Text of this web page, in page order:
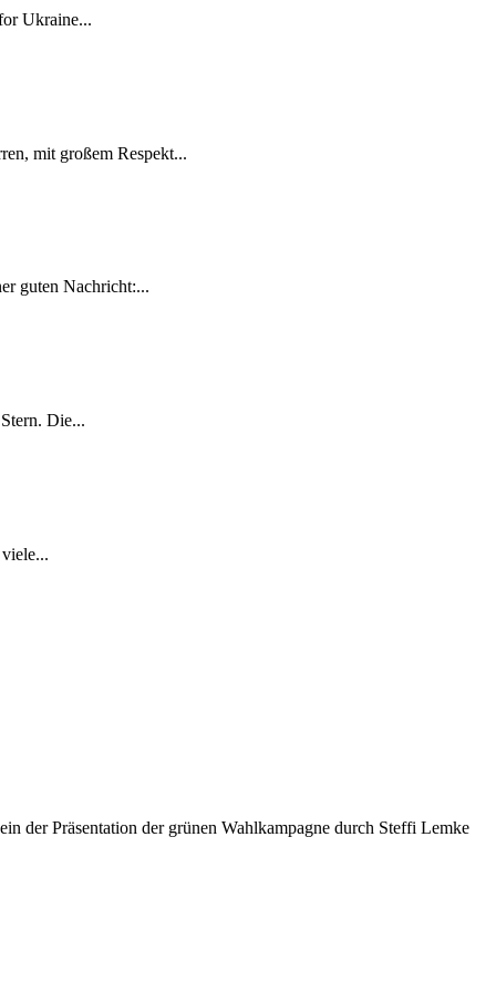
Ukraine...
mit großem Respekt...
guten Nachricht:...
Die...
der Präsentation der grünen Wahlkampagne durch Steffi Lemke